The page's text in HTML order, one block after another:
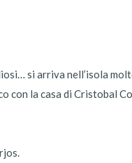
si arriva nell’isola
la casa di Cristobal